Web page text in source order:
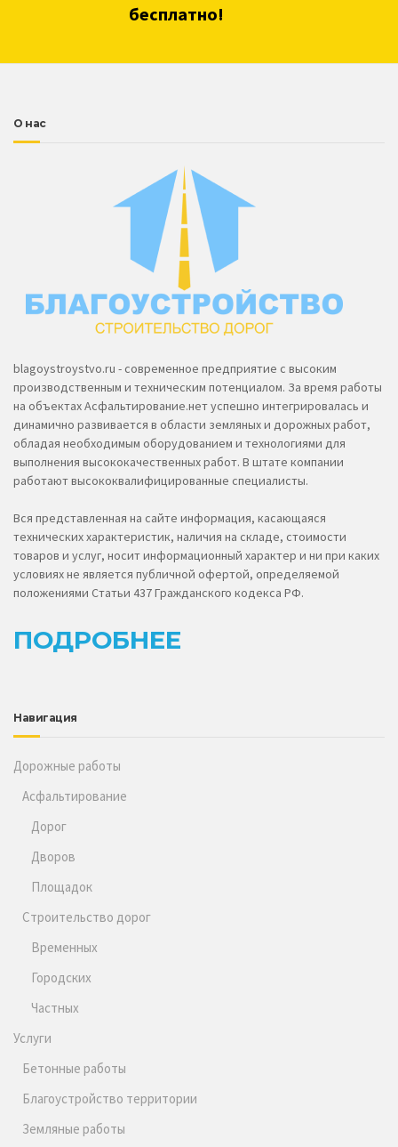
бесплатно!
О нас
blagoystroystvo.ru - современное предприятие с высоким
производственным и техническим потенциалом. За время работы
на объектах Асфальтирование.нет успешно интегрировалась и
динамично развивается в области земляных и дорожных работ,
обладая необходимым оборудованием и технологиями для
выполнения высококачественных работ. В штате компании
работают высококвалифицированные специалисты.
Вся представленная на сайте информация, касающаяся
технических характеристик, наличия на складе, стоимости
товаров и услуг, носит информационный характер и ни при каких
условиях не является публичной офертой, определяемой
положениями Статьи 437 Гражданского кодекса РФ.
ПОДРОБНЕЕ
Навигация
Дорожные работы
Асфальтирование
Дорог
Дворов
Площадок
Строительство дорог
Временных
Городских
Частных
Услуги
Бетонные работы
Благоустройство территории
Земляные работы